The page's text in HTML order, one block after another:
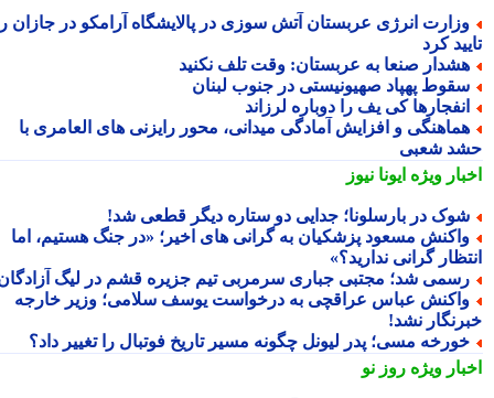
انرژی عربستان آتش سوزی در پالایشگاه آرامکو در جازان را
کرد
صنعا به عربستان: وقت تلف نکنید
پهپاد صهیونیستی در جنوب لبنان
کی یف را دوباره لرزاند
و افزایش آمادگی میدانی، محور رایزنی های العامری با
شعبی
ویژهایونا نیوز
در بارسلونا؛ جدایی دو ستاره دیگر قطعی شد!
مسعود پزشکیان به گرانی های اخیر؛ «در جنگ هستیم، اما
گرانی ندارید؟»
شد؛ مجتبی جباری سرمربی تیم جزیره قشم در لیگ آزادگان!
عباس عراقچی به درخواست یوسف سلامی؛ وزیر خارجه
نشد!
مسی؛ پدر لیونل چگونه مسیر تاریخ فوتبال را تغییر داد؟
ویژهروز نو